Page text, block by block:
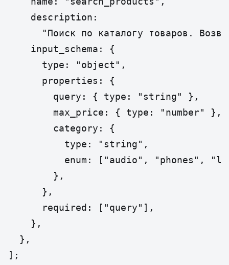
    description:
"Поиск по каталогу товаров.
    input_schema: {
      type: "object",
      properties: {
        query: { type: "string" },
        max_price: { type: "number" },
        category: {
          type: "string",
enum: ["audio", "phones",
        },
      },
      required: ["query"],
    },
  },
];